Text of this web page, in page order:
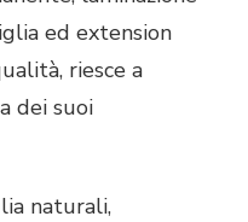
ed extension
riesce a
dei suoi
naturali,